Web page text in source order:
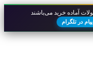
آماده خرید می‌باشند
در تلگرام